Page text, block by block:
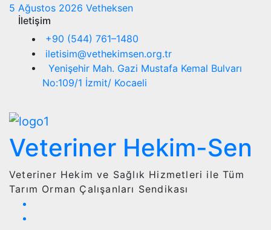
5 Ağustos 2026 Vetheksen
İletişim
+90 (544) 761–1480
iletisim@vethekimsen.org.tr
Yenişehir Mah. Gazi Mustafa Kemal Bulvarı
No:109/1 İzmit/ Kocaeli
Veteriner Hekim-Sen
Veteriner Hekim ve Sağlık Hizmetleri ile Tüm
Tarım Orman Çalışanları Sendikası